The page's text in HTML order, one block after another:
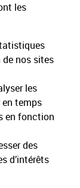
les
nos sites
les
temps
en fonction
des
d’intérêts